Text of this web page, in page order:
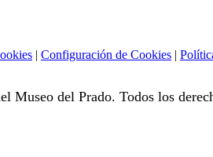
| Configuración de Cookies |
Museo del Prado. Todos los